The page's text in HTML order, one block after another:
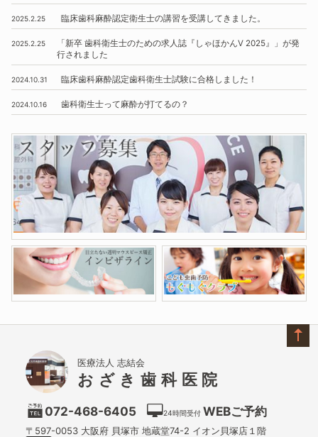
2025.2.25 臨床歯科麻酔認定衛生士の講習を受講してきました。
2025.2.25 「新卒 歯科衛生士のための求人誌『しゃほかんV 2025』」 が発
行されました
2024.10.31 臨床歯科麻酔認定歯科衛生士試験に合格しました！
2024.10.16 歯科衛生士って麻酔が打てるの？
医療法人 志結会
おざき歯科医院
072-468-6405 24時間受付 WEBご予約
〒597-0053 大阪府 貝塚市 地蔵堂74-2 イオン貝塚店１階